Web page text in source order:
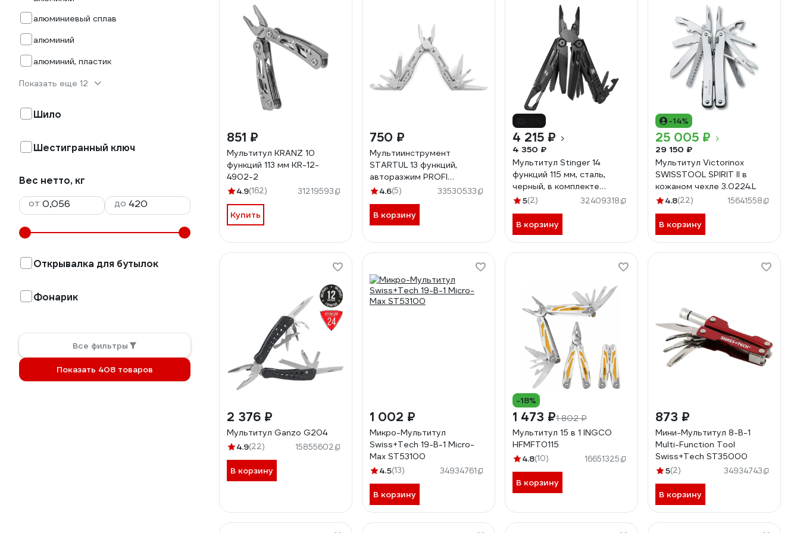
алюминиевый сплав
алюминий
алюминий, пластик
Показать еще 12
Шило
Шестигранный ключ
Вес нетто, кг
от
до
Открывалка для бутылок
Фонарик
Все фильтры
Показать 408 товаров
851 ₽
Мультитул KRANZ 10
функций 113 мм KR-12-
4902-2
4.9(162) 31219593
Купить
750 ₽
Мультиинструмент
STARTUL 13 функций,
авторазжим PROFI
STARTUL ST9504-13
4.6(5) 33530533
В корзину
4 215 ₽
4 350 ₽
Мультитул Stinger 14
функций 115 мм, сталь,
черный, в комплекте
нейлоновый чехол MT-
5(2) 32409318
В корзину
-14%
25 005 ₽
29 150 ₽
Мультитул Victorinox
SWISSTOOL SPIRIT II в
кожаном чехле 3.0224.L
4.8(22) 15641558
В корзину
2 376 ₽
Мультитул Ganzo G204
4.9(22) 15855602
В корзину
1 002 ₽
Микро-Мультитул
Swiss+Tech 19-В-1 Micro-
Max ST53100
4.5(13) 34934761
В корзину
-18%
1 473 ₽1 802 ₽
Мультитул 15 в 1 INGCO
HFMFT0115
4.8(10) 16651325
В корзину
873 ₽
Мини-Мультитул 8-В-1
Multi-Function Tool
Swiss+Tech ST35000
5(2) 34934743
В корзину